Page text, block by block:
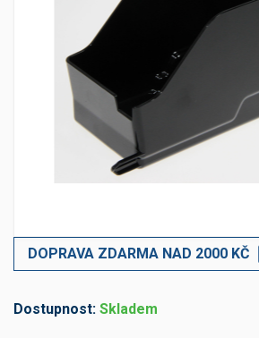
DOPRAVA ZDARMA NAD 2000 KČ
Dostupnost: Skladem